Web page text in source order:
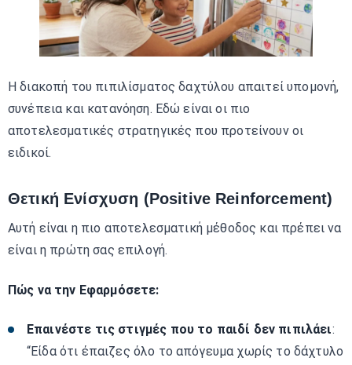
Η διακοπή του πιπιλίσματος δαχτύλου απαιτεί υπομονή,
συνέπεια και κατανόηση. Εδώ είναι οι πιο
αποτελεσματικές στρατηγικές που προτείνουν οι
ειδικοί.
Θετική Ενίσχυση (Positive Reinforcement)
Αυτή είναι η πιο αποτελεσματική μέθοδος και πρέπει να
είναι η πρώτη σας επιλογή.
Πώς να την Εφαρμόσετε:
Επαινέστε τις στιγμές που το παιδί δεν πιπιλάει:
“Είδα ότι έπαιζες όλο το απόγευμα χωρίς το δάχτυλο